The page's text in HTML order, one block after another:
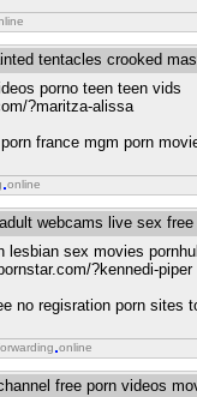
tentacles crooked
porno teen teen vids
?maritza-alissa
france mgm porn
online
webcams live sex
lesbian sex movies
?kennedi-piper
no regisration porn sites
online
free porn videos